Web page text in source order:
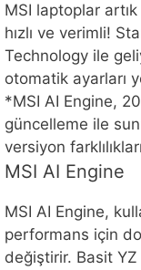
MSI laptoplar
hızlı ve verimli!
Technology ile
otomatik ayarları
*MSI AI Engine,
güncelleme ile
versiyon
MSI AI Engine
MSI AI Engine,
performans için
değiştirir. Basit